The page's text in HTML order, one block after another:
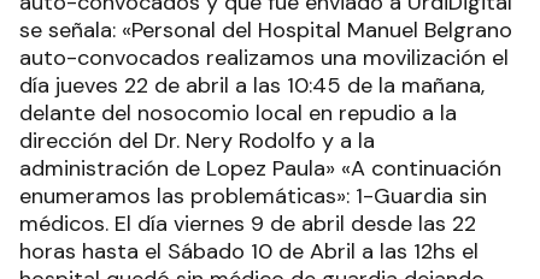
se señala: «Personal del Hospital Manuel Belgrano
auto-convocados realizamos una movilización el
día jueves 22 de abril a las 10:45 de la mañana,
delante del nosocomio local en repudio a la
dirección del Dr. Nery Rodolfo y a la
administración de Lopez Paula» «A continuación
enumeramos las problemáticas»: 1-Guardia sin
médicos. El día viernes 9 de abril desde las 22
horas hasta el Sábado 10 de Abril a las 12hs el